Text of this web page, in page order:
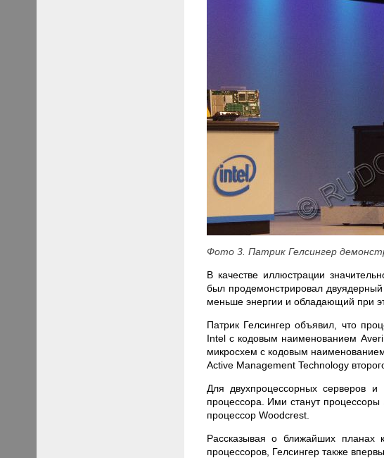
Фото 3. Патрик Гелсингер
В качестве иллюстрации
был продемонстрировал
меньше энергии и обладающий при
Патрик Гелсингер объявил, что
Intel с кодовым наименованием
микросхем с кодовым
Active Management Technology
Для двухпроцессорных серверов
процессора. Ими станут
процессор Woodcrest.
Рассказывая о ближайших планах
процессоров, Гелсингер также